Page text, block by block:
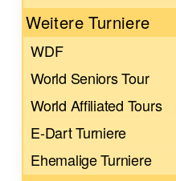
Weitere Turniere
WDF
World Seniors Tour
World Affiliated Tours
E-Dart Turniere
Ehemalige Turniere